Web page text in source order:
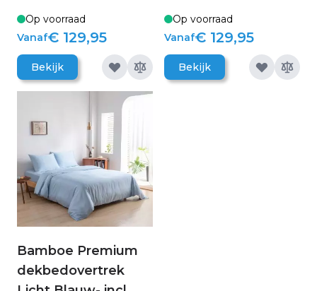
Op voorraad
Vanaf€ 129,95
Bekijk
Op voorraad
Vanaf€ 129,95
Bekijk
Bamboe Premium
dekbedovertrek